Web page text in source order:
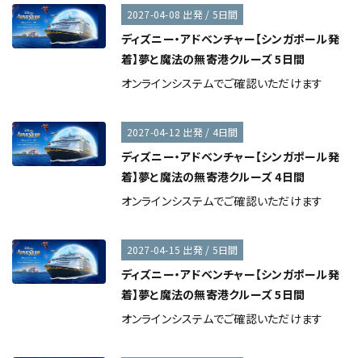
2027-04-08 出発 / 5日間
ディズニー・アドベンチャー【シンガポール発
着】夢と魔法の無寄港クルーズ 5日間
オンラインシステムでご確認いただけます
2027-04-12 出発 / 4日間
ディズニー・アドベンチャー【シンガポール発
着】夢と魔法の無寄港クルーズ 4日間
オンラインシステムでご確認いただけます
2027-04-15 出発 / 5日間
ディズニー・アドベンチャー【シンガポール発
着】夢と魔法の無寄港クルーズ 5日間
オンラインシステムでご確認いただけます